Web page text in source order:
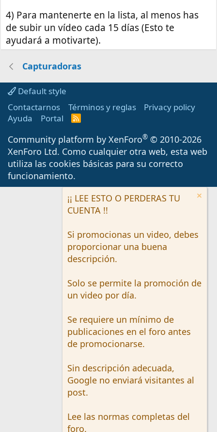
4) Para mantenerte en la lista, al menos has
de subir un vídeo cada 15 días (Esto te
ayudará a motivarte).
Capturadoras
Default style
Contactarnos
Términos y reglas
Privacy policy
Ayuda
Portal
R
S
Community platform by XenForo® © 2010-2026
XenForo Ltd. Como cualquier otra web, esta web
utiliza las cookies básicas para su correcto
funcionamiento.
¡¡ LEE ESTO O PERDERAS TU
CUENTA !!
Si promocionas un video, debes
proporcionar una buena
descripción.
Solo se permite la promoción de
un video por día.
Se requiere un mínimo de
publicaciones en el foro antes
de promocionarse.
Sin descripción adecuada,
Google no enviará visitantes al
post.
Lee las normas completas del
foro.